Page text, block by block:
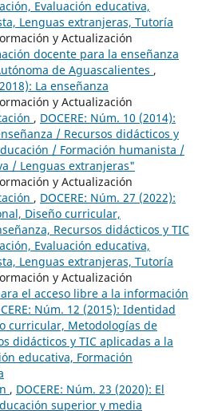
Evaluación educativa,
Lenguas extranjeras, Tutoría
y Actualización
docente para la enseñanza
de Aguascalientes ,
La enseñanza
y Actualización
, DOCERE: Núm. 10 (2014):
/ Recursos didácticos y
/ Formación humanista /
/ Lenguas extranjeras"
y Actualización
, DOCERE: Núm. 27 (2022):
Diseño curricular,
Recursos didácticos y TIC
Evaluación educativa,
Lenguas extranjeras, Tutoría
y Actualización
el acceso libre a la información
Núm. 12 (2015): Identidad
curricular, Metodologías de
didácticos y TIC aplicadas a la
educativa, Formación
, DOCERE: Núm. 23 (2020): El
superior y media